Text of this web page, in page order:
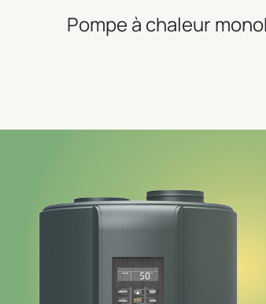
Pompe à chaleur